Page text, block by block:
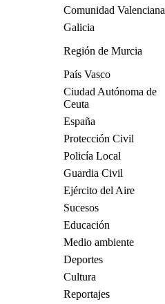
Comunidad Valenciana
Galicia
Región de Murcia
País Vasco
Ciudad Autónoma de
Ceuta
España
Protección Civil
Policía Local
Guardia Civil
Ejército del Aire
Sucesos
Educación
Medio ambiente
Deportes
Cultura
Reportajes